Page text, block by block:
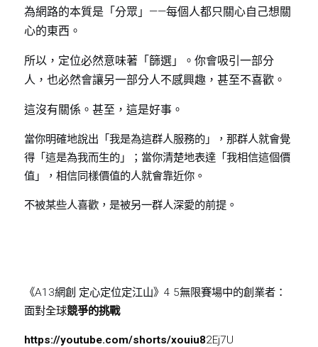
為網路的本質是「分眾」——每個人都只關心自己想關
心的東西。
所以，定位必然意味著「篩選」。你會吸引一部分
人，也必然會讓另一部分人不感興趣，甚至不喜歡。
這沒有關係。甚至，這是好事。
當你明確地說出「我是為這群人服務的」，那群人就會覺
得「這是為我而生的」；當你清楚地表達「我相信這個價
值」，相信同樣價值的人就會靠近你。
不被某些人喜歡，是被另一群人深愛的前提。
《A13網創 定心定位定江山》4 5無限賽場中的創業者：
面對全球競爭的挑戰
https://youtube.com/shorts/xouiu82Ej7U